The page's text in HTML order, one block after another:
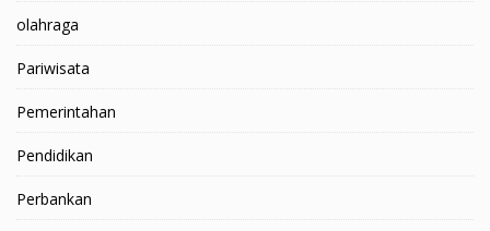
olahraga
Pariwisata
Pemerintahan
Pendidikan
Perbankan